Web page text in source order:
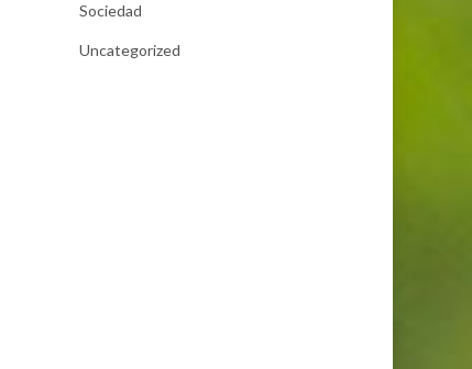
Sociedad
Uncategorized